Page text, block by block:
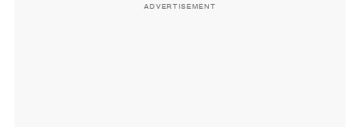
ADVERTISEMENT